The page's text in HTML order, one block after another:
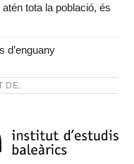
tota la població, és
d’enguany
DE: